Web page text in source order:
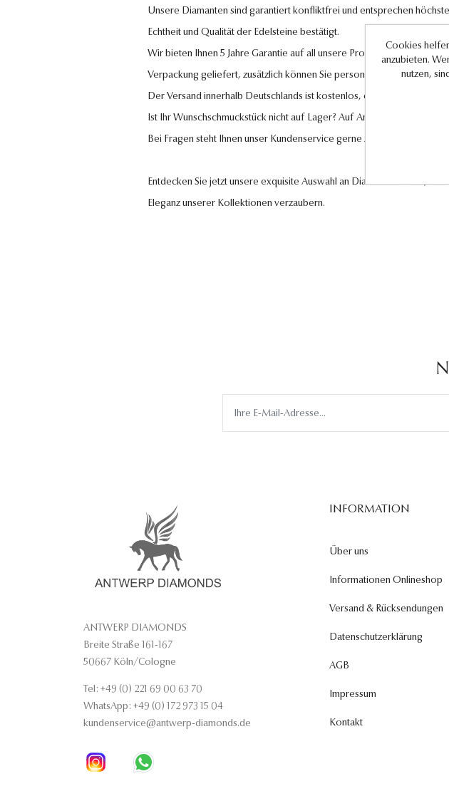
Unsere Diamanten sind garantiert konfliktfrei und entsprechen
Echtheit und Qualität der Edelsteine bestätigt.
Wir bieten Ihnen 5 Jahre Garantie auf all unsere Produkte und legen
Verpackung geliefert, zusätzlich können Sie personalisierte
Der Versand innerhalb Deutschlands ist kostenlos, ebenso wie der
Ist Ihr Wunschschmuckstück nicht auf Lager? Auf Anfrage können wir
Bei Fragen steht Ihnen unser Kundenservice gerne zur Verfügung unter
Entdecken Sie jetzt unsere exquisite Auswahl an Diamantschmuck,
Eleganz unserer Kollektionen verzaubern.
ANTWERP DIAMONDS
Breite Straße 161-167
50667 Köln/Cologne
Tel: +49 (0) 221 69 00 63 70
WhatsApp: +49 (0) 172 973 15 04
kundenservice@antwerp-diamonds.de
INFORMATION
Über uns
Informationen Onlineshop
Versand & Rücksendungen
Datenschutzerklärung
AGB
Impressum
Kontakt
Cookies
anzubieten.
nutzen,